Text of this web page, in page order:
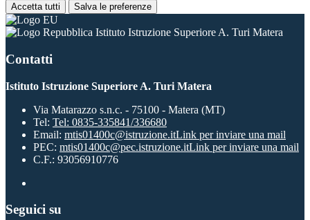
Accetta tutti Salva le preferenze
Istituto Istruzione Superiore A. Turi Matera
Contatti
Istituto Istruzione Superiore A. Turi Matera
Via Matarazzo s.n.c. - 75100 - Matera (MT)
Tel: Tel: 0835-335841/336680
Email: mtis01400c@istruzione.itLink per inviare una mail
PEC: mtis01400c@pec.istruzione.itLink per inviare una mail
C.F.: 93056910776
Seguici su